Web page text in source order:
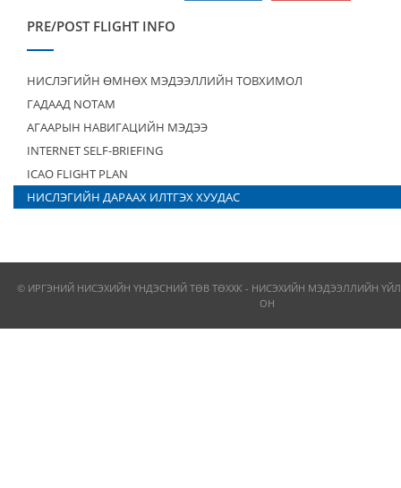
PRE/POST FLIGHT INFO
НИСЛЭГИЙН ӨМНӨХ МЭДЭЭЛЛИЙН ТОВХИМОЛ
ГАДААД NOTAM
АГААРЫН НАВИГАЦИЙН МЭДЭЭ
INTERNET SELF-BRIEFING
ICAO FLIGHT PLAN
НИСЛЭГИЙН ДАРААХ ИЛТГЭХ ХУУДАС
© ИРГЭНИЙ НИСЭХИЙН ҮНДЭСНИЙ ТӨВ ТӨХХК - НИСЭХИЙН МЭДЭЭЛЛИЙН
ОН